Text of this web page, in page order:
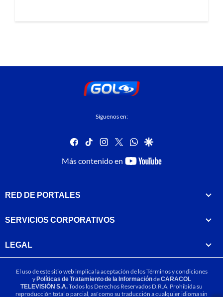
Síguenos en:
facebook
tiktok instagram
twitterwhatsapp
google
Más contenido en
youtube-
RED DE PORTALES
SERVICIOS CORPORATIVOS
LEGAL
El uso de este sitio web implica la aceptación de losTérminos y condiciones
yPolíticas de Tratamiento de la InformacióndeCARACOL
TELEVISIÓN S.A.Todos los Derechos Reservados D.R.A. Prohibida su
reproducción total o parcial, así como su traducción a cualquier idioma sin